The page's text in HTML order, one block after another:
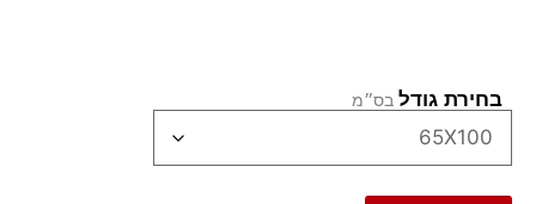
בחירת גודל